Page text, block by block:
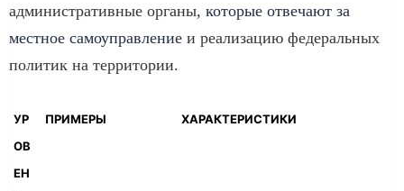
административные органы, которые отвечают за
местное самоуправление и реализацию федеральных
политик на территории.
УР
ОВ
ЕН
ПРИМЕРЫ ХАРАКТЕРИСТИКИ